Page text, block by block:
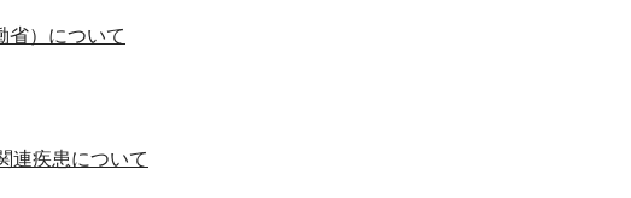
省）について
連疾患について